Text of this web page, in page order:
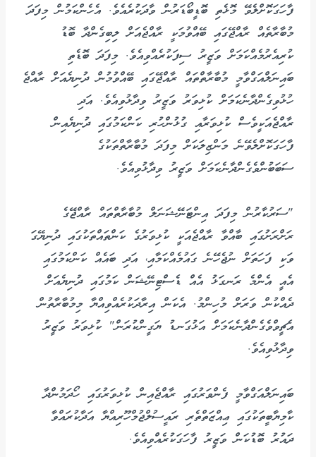
ފާހަގަކޮށްލެވޭ މޮޅެތި ބޮޑީބޯޑަރުން ވާދަކުރެއެވެ. އެހެންކަމުން މިފަދަ
މުބާރާތެއް ރާއްޖޭގައި ބޭއްވުމަކީ ރާއްޖެއަށް ލިބިގެންދާ ބޮޑު
ކުރިއެރުމެއްކަމަށް ވަޒީރު ސިފަކުރެއްވިއެވެ. މިފަދަ ބޮޑެތި
ބައިނަލްއަގްވާމީ މުބާރާތްތައް ރާއްޖޭގައި ބޭއްވުމުން ދުނިޔެއަށް ރާއްޖެ
ހުޅުވިގެންދާނެކަމަށް ކުޅިވަރު ވަޒީރު ވިދާޅުވިއެވެ. އަދި
ރާއްޖެއަކީވެސް ކުޅިވަރާއި ގުޅުންހުރި ކަންކަމުގައި ދުނިޔެއިން
ފާހަގަކޮށްލެވޭނެ މަންޒިލަކަށް މިފަދަ މުބާރާތްތަކުގެ
ސަބަބުންވެގެންދާނެކަމަށް ވަޒީރު ވިދާޅުވިއެވެ.
"ސަރުކާރުން މިފަދަ އިންޓަނޭޝަނަލް މުބާރާތްތައް ރާއްޖޭގެ
ރަށްރަށުގައި ބާއްވާ ރާއްޖެއަކީ ކުޅިވަރުގެ ކަންތައްތަކުގައި ދުނިޔޭގަ
ވަކި ފަހަތަށް ނުޖެހޭނެ ގައުމެއްކަމާއި، އަދި ބައެއް ކަންކަމުގައި
އެއީ އެންމެ ރަނގަޅު އެއް ޑެސްޓިނޭޝަން ކަމުގައި ދުނިޔެއަށް
ދެއްކުން ވަރަށް މުހިންމު. އެކަން އިރާދަކުރެއްވިއްޔާ މިމުބާރާތުން
އެޗީވްވެގެންދާނެކަމަށް އަޅުގަނޑު ޔަގީންކުރަން" ކުޅިވަރު ވަޒީރު
ވިދާޅުވިއެވެ.
ބައިނަލްއަގްވާމީ ފެންވަރުގައި ރާއްޖެއިން ކުޅިވަރުގައި ހޯދަމުންދާ
ކާމިޔާބީތަކުގައި ޢިއްޒަތްތެރި ރައީސުލްޖުމްހޫރިއްޔާ އަދާކުރައްވާ
ދައުރު ބޮޑުކަން ވަޒީރު ފާހަގަކުރެއްވިއެވެ.